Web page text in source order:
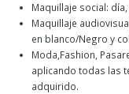
Maquillaje social:
Maquillaje
en blanco/Negro y
Moda,Fashion,
aplicando todas las
adquirido.